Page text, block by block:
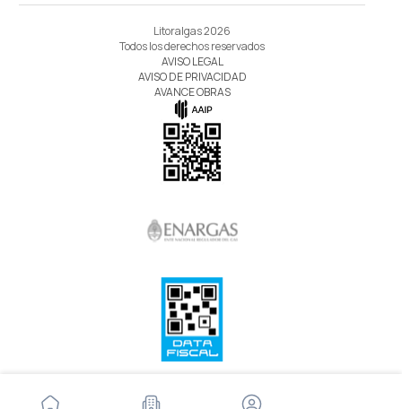
Litoralgas 2026
Todos los derechos reservados
AVISO LEGAL
AVISO DE PRIVACIDAD
AVANCE OBRAS